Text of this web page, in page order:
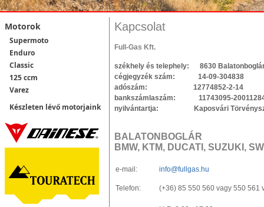
Motorok
Supermoto
Enduro
Classic
125 ccm
Varez
Készleten lévő motorjaink
Kapcsolat
Full-Gas Kft.
székhely és telephely: 8630
cégjegyzék szám: 14-09-304838
adószám: 12774852-2-14
bankszámlaszám: 11743095-
nyilvántartja: Kaposvári
BALATONBOGLÁR
BMW, KTM, DUCATI, SUZUKI,
e-mail: info@fullgas.hu
Telefon: (+36) 85 550 560 vagy 550 561